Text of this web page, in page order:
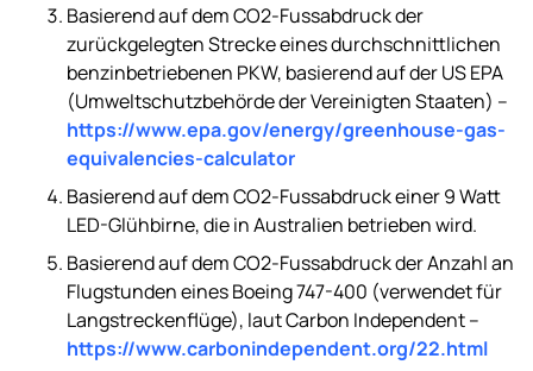
Basierend auf dem CO2-Fussabdruck der
zurückgelegten Strecke eines durchschnittlichen
benzinbetriebenen PKW, basierend auf der US EPA
(Umweltschutzbehörde der Vereinigten Staaten) –
https://www.epa.gov/energy/greenhouse-gas-
equivalencies-calculator
Basierend auf dem CO2-Fussabdruck einer 9 Watt
LED-Glühbirne, die in Australien betrieben wird.
Basierend auf dem CO2-Fussabdruck der Anzahl an
Flugstunden eines Boeing 747-400 (verwendet für
Langstreckenflüge), laut Carbon Independent –
https://www.carbonindependent.org/22.html